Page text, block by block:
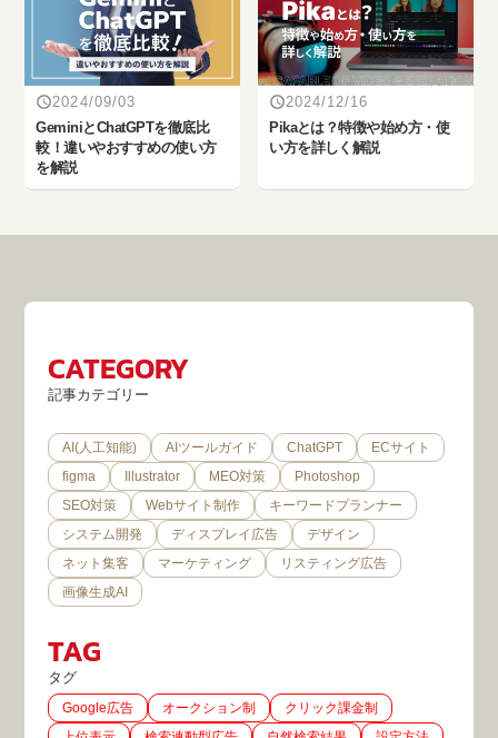
2024/09/03
‎GeminiとChatGPTを徹底比
較！違いやおすすめの使い方
を解説
2024/12/16
Pikaとは？特徴や始め方・使
い方を詳しく解説
CATEGORY
記事カテゴリー
AI(人工知能) AIツールガイド ChatGPT
ECサイト
figma
Illustrator MEO対策
Photoshop
SEO対策
Webサイト制作
キーワードプランナー
システム開発
ディスプレイ広告
デザイン
ネット集客
マーケティング
リスティング広告
画像生成AI
TAG
タグ
Google広告 オークション制
クリック課金制